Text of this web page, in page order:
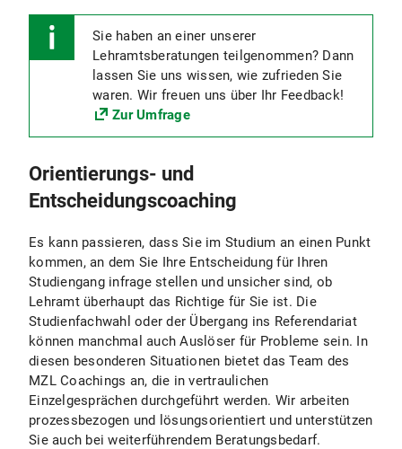
Sie haben an einer unserer
Lehramtsberatungen teilgenommen? Dann
lassen Sie uns wissen, wie zufrieden Sie
waren. Wir freuen uns über Ihr Feedback!
Zur Umfrage
Orientierungs- und
Entscheidungscoaching
Es kann passieren, dass Sie im Studium an einen Punkt
kommen, an dem Sie Ihre Entscheidung für Ihren
Studiengang infrage stellen und unsicher sind, ob
Lehramt überhaupt das Richtige für Sie ist. Die
Studienfachwahl oder der Übergang ins Referendariat
können manchmal auch Auslöser für Probleme sein. In
diesen besonderen Situationen bietet das Team des
MZL Coachings an, die in vertraulichen
Einzelgesprächen durchgeführt werden. Wir arbeiten
prozessbezogen und lösungsorientiert und unterstützen
Sie auch bei weiterführendem Beratungsbedarf.